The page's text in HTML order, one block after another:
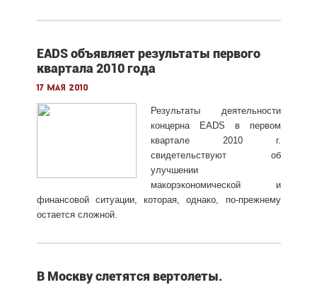
EADS объявляет результаты первого
квартала 2010 года
17 мая 2010
Результаты деятельности
концерна EADS в первом
квартале 2010 г.
свидетельствуют об
улучшении
макорэкономической и
финансовой ситуации, которая, однако, по-прежнему
остается сложной.
В Москву слетятся вертолеты.